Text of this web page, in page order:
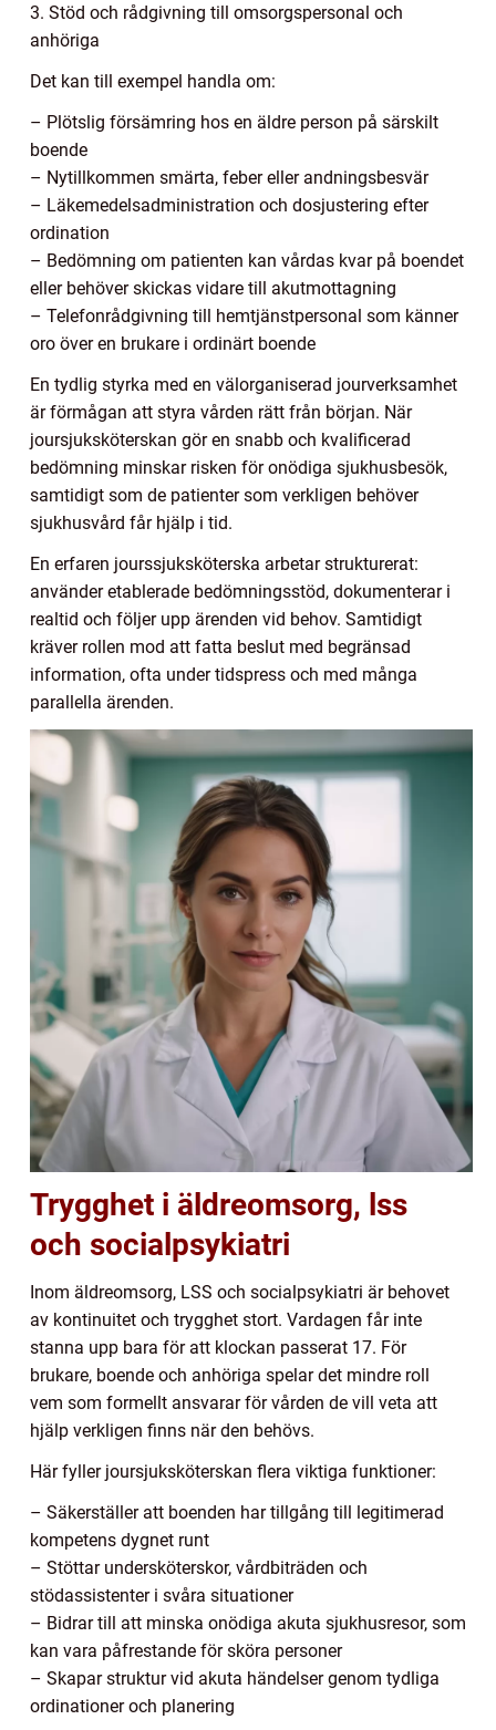
3. Stöd och rådgivning till omsorgspersonal och
anhöriga
Det kan till exempel handla om:
– Plötslig försämring hos en äldre person på särskilt
boende
– Nytillkommen smärta, feber eller andningsbesvär
– Läkemedelsadministration och dosjustering efter
ordination
– Bedömning om patienten kan vårdas kvar på boendet
eller behöver skickas vidare till akutmottagning
– Telefonrådgivning till hemtjänstpersonal som känner
oro över en brukare i ordinärt boende
En tydlig styrka med en välorganiserad jourverksamhet
är förmågan att styra vården rätt från början. När
joursjuksköterskan gör en snabb och kvalificerad
bedömning minskar risken för onödiga sjukhusbesök,
samtidigt som de patienter som verkligen behöver
sjukhusvård får hjälp i tid.
En erfaren jourssjuksköterska arbetar strukturerat:
använder etablerade bedömningsstöd, dokumenterar i
realtid och följer upp ärenden vid behov. Samtidigt
kräver rollen mod att fatta beslut med begränsad
information, ofta under tidspress och med många
parallella ärenden.
Trygghet i äldreomsorg, lss
och socialpsykiatri
Inom äldreomsorg, LSS och socialpsykiatri är behovet
av kontinuitet och trygghet stort. Vardagen får inte
stanna upp bara för att klockan passerat 17. För
brukare, boende och anhöriga spelar det mindre roll
vem som formellt ansvarar för vården de vill veta att
hjälp verkligen finns när den behövs.
Här fyller joursjuksköterskan flera viktiga funktioner:
– Säkerställer att boenden har tillgång till legitimerad
kompetens dygnet runt
– Stöttar undersköterskor, vårdbiträden och
stödassistenter i svåra situationer
– Bidrar till att minska onödiga akuta sjukhusresor, som
kan vara påfrestande för sköra personer
– Skapar struktur vid akuta händelser genom tydliga
ordinationer och planering